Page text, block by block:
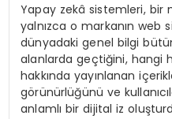
Yapay zekâ sistemleri, bir
yalnızca o markanın web
dünyadaki genel bilgi
alanlarda geçtiğini, hangi
hakkında yayınlanan
görünürlüğünü ve
anlamlı bir dijital iz